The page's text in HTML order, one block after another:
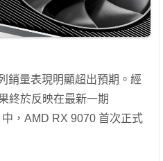
銷量表現明顯超出預期。經
終於反映在最新一期
，AMD RX 9070 首次正式